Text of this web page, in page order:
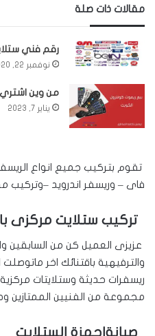
مقالات ذات صلة
رقم فني ستلايت
نوفمبر 22, 2020
من وين
يناير 7, 2023
تقوم بتركيب جميع انواع
فاى – وريسفر اندرويد
تركيب ستلايت مركزى
عزيزى العميل كن من السابقين
والترفيهية باقتنائك اخر
ريسفرات حديثة وستلايتات
مجموعة من الفنيين الممتازين
صيانةاجهزة الستلايت